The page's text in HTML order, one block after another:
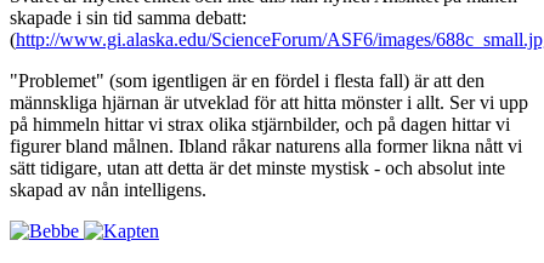
skapade i sin tid samma debatt:
(http://www.gi.alaska.edu/ScienceForum/ASF6/images/
"Problemet" (som igentligen är en fördel i flesta fall) är att den
männskliga hjärnan är utveklad för att hitta mönster i allt. Ser vi upp
på himmeln hittar vi strax olika stjärnbilder, och på dagen hittar vi
figurer bland målnen. Ibland råkar naturens alla former likna nått vi
sätt tidigare, utan att detta är det minste mystisk - och absolut inte
skapad av nån intelligens.